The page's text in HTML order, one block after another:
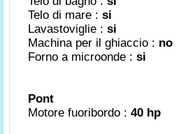
Telo di mare : si
Lavastoviglie : si
Machina per il ghiaccio : no
Forno a microonde : si
Pont
Motore fuoribordo : 40 hp